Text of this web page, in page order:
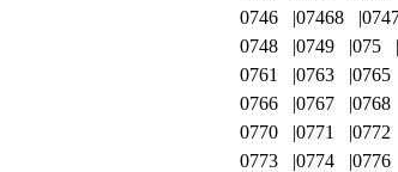
0746
07468
0748
0749 075
0761
0763
0765
0766
0767 0768
0770
0771
0772
0773
0774
0776